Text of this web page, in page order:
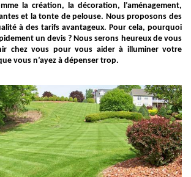
la création, la décoration, l’aménagement,
et la tonte de pelouse. Nous proposons des
à des tarifs avantageux. Pour cela, pourquoi
un devis ? Nous serons heureux de vous
chez vous pour vous aider à illuminer votre
vous n’ayez à dépenser trop.